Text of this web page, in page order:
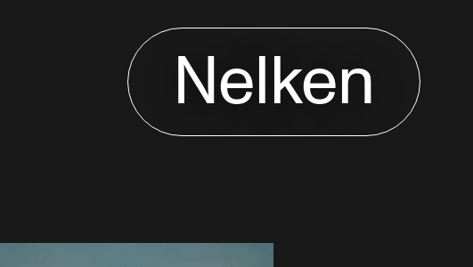
Nelken